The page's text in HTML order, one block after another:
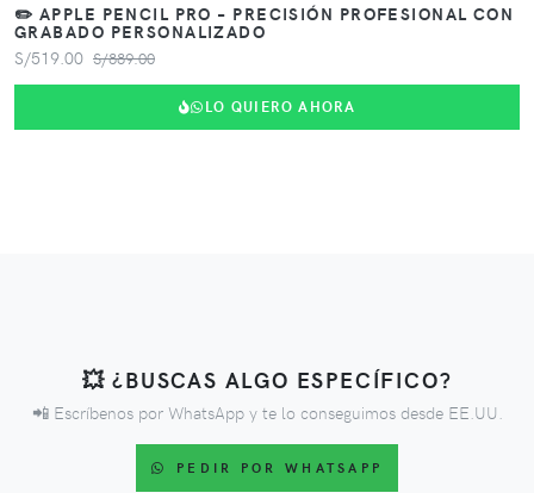
✏️ APPLE PENCIL PRO – PRECISIÓN PROFESIONAL CON
GRABADO PERSONALIZADO
S/519.00 S/889.00
LO QUIERO AHORA
💥 ¿BUSCAS ALGO ESPECÍFICO?
📲 Escríbenos por WhatsApp y te lo conseguimos desde EE.UU.
PEDIR POR WHATSAPP